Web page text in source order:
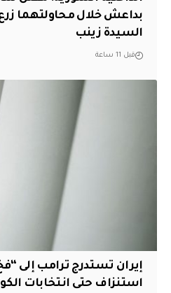
بداعش خلال محاولتهما
السيدة زينب
قبل 11 ساعة
إيران تستدرج ترامب إلى
استنزاف حتى انتخابات